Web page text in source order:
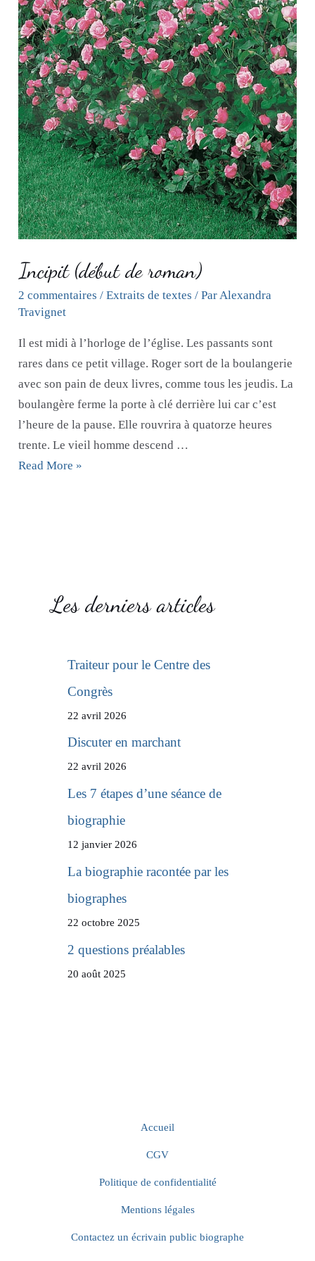
Incipit (début de roman)
2 commentaires /Extraits de textes / Par Alexandra
Travignet
Il est midi à l’horloge de l’église. Les passants sont
rares dans ce petit village. Roger sort de la boulangerie
avec son pain de deux livres, comme tous les jeudis. La
boulangère ferme la porte à clé derrière lui car c’est
l’heure de la pause. Elle rouvrira à quatorze heures
trente. Le vieil homme descend …
Incipit
Read More »
Les derniers articles
Traiteur pour le Centre des
Congrès
22 avril 2026
Discuter en marchant
22 avril 2026
Les 7 étapes d’une séance de
biographie
12 janvier 2026
La biographie racontée par les
biographes
22 octobre 2025
2 questions préalables
20 août 2025
Accueil
CGV
Politique de confidentialité
Mentions légales
Contactez un écrivain public biographe